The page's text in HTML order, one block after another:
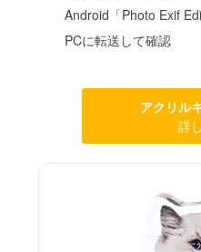
Android「Photo Exif
PCに転送して確認
アクリル
詳